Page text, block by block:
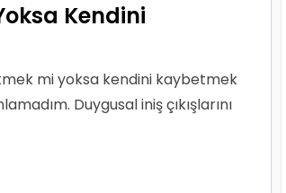
Kendini
mi yoksa kendini kaybetmek
Duygusal iniş çıkışlarını